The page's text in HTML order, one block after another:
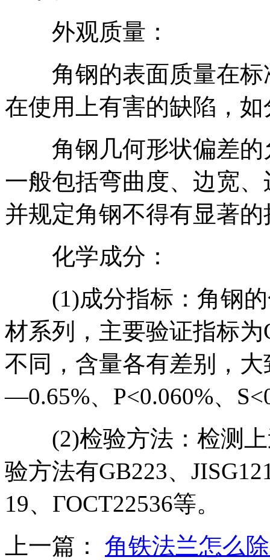
外观质量：
角钢的表面质量在标
在使用上有害的缺陷，
角钢几何形状偏差的
一般包括弯曲度、边宽
并规定角钢不得有显著的
化学成分：
(1)成分指标：角钢的
材系列，主要验证指标
不同，含量各有差别，大
—0.65%、P<0.060%、
(2)检验方法：检测上
验方法有GB223、
19、ГОСТ22536等。
上一篇： 角铁法兰怎么